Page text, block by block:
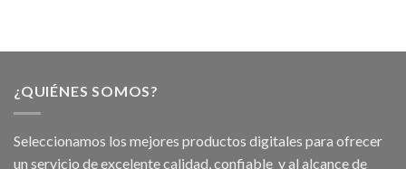
¿QUIÉNES SOMOS?
Seleccionamos los mejores productos digitales para ofrecer
un servicio de excelente calidad, confiable y al alcance de